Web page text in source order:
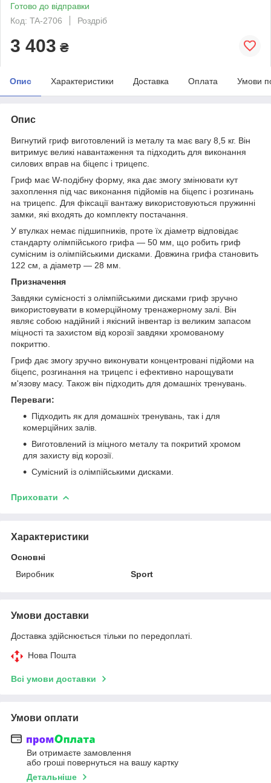
Готово до відправки
Код: TA-2706
Роздріб
3 403 ₴
Опис Характеристики Доставка Оплата Умови
Опис
Вигнутий гриф виготовлений із металу та має вагу 8,5 кг. Він
витримує великі навантаження та підходить для виконання
силових вправ на біцепс і трицепс.
Гриф має W-подібну форму, яка дає змогу змінювати кут
захоплення під час виконання підйомів на біцепс і розгинань
на трицепс. Для фіксації вантажу використовуються пружинні
замки, які входять до комплекту постачання.
У втулках немає підшипників, проте їх діаметр відповідає
стандарту олімпійського грифа — 50 мм, що робить гриф
сумісним із олімпійськими дисками. Довжина грифа становить
122 см, а діаметр — 28 мм.
Призначення
Завдяки сумісності з олімпійськими дисками гриф зручно
використовувати в комерційному тренажерному залі. Він
являє собою надійний і якісний інвентар із великим запасом
міцності та захистом від корозії завдяки хромованому
покриттю.
Гриф дає змогу зручно виконувати концентровані підйоми на
біцепс, розгинання на трицепс і ефективно нарощувати
м'язову масу. Також він підходить для домашніх тренувань.
Переваги:
Підходить як для домашніх тренувань, так і для
комерційних залів.
Виготовлений із міцного металу та покритий хромом
для захисту від корозії.
Сумісний із олімпійськими дисками.
Приховати
Характеристики
Основні
Виробник
Sport
Умови доставки
Доставка здійснюється тільки по передоплаті.
Нова Пошта
Всі умови доставки
Умови оплати
Ви отримаєте замовлення
або гроші повернуться на вашу картку
Детальніше